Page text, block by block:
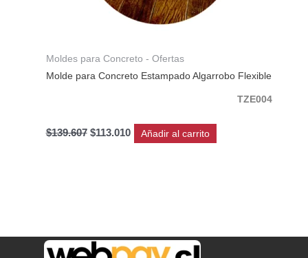
Moldes para Concreto - Ofertas
Molde para Concreto Estampado Algarrobo Flexible
TZE004
$139.607 $113.010 Añadir al carrito